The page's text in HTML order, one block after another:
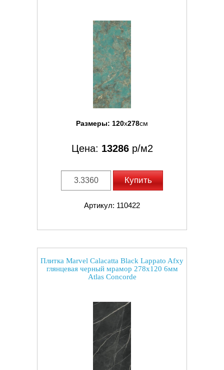
Размеры: 120x278см
Цена: 13286р/м2
Купить
Артикул: 110422
Плитка Marvel Calacatta Black Lappato Afxy
глянцевая черный мрамор 278x120 6мм
Atlas Concorde